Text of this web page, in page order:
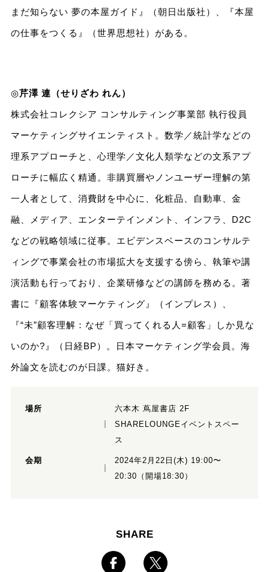
まだ知らない 夢の本屋ガイド』（朝日出版社）、『本屋
の仕事をつくる』（世界思想社）がある。
◎芹澤 連（せりざわ れん）
株式会社コレクシア コンサルティング事業部 執行役員
マーケティングサイエンティスト。数学／統計学などの
理系アプローチと、心理学／文化人類学などの文系アプ
ローチに幅広く精通。非購買層やノンユーザー理解の第
一人者として、消費財を中心に、化粧品、自動車、金
融、メディア、エンターテインメント、インフラ、D2C
などの戦略領域に従事。エビデンスベースのコンサルテ
ィングで事業会社の市場拡大を支援する傍ら、執筆や講
演活動も行っており、企業研修などの講師を務める。著
書に『顧客体験マーケティング』（インプレス）、
『“未”顧客理解：なぜ「買ってくれる人=顧客」しか見な
いのか?』（日経BP）。日本マーケティング学会員。海
外論文を読むのが日課。猫好き。
場所
六本木 蔦屋書店 2F
SHARELOUNGEイベントスペー
ス
会期
2024年2月22日(木) 19:00〜
20:30（開場18:30）
SHARE